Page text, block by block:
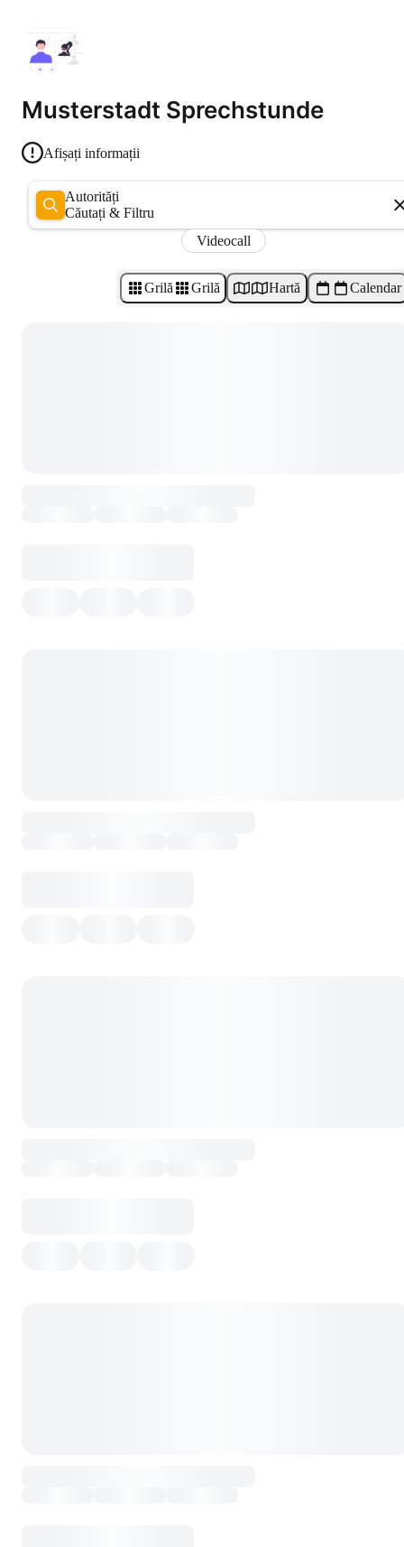
Musterstadt Sprechstunde
Afișați informații
Autorități
Căutați & Filtru
Videocall
Grilă Grilă Hartă Calendar